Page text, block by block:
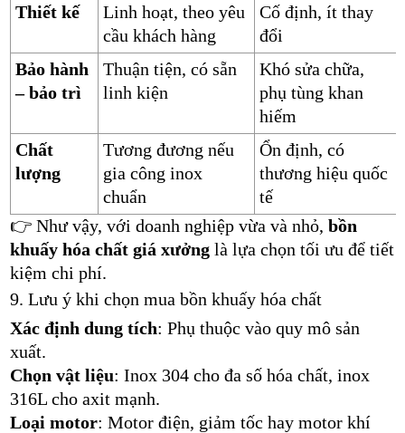
Thiết kế
Linh hoạt, theo yêu
cầu khách hàng
Cố định, ít thay
đổi
Bảo hành
– bảo trì
Thuận tiện, có sẵn
linh kiện
Khó sửa chữa,
phụ tùng khan
hiếm
Chất
lượng
Tương đương nếu
gia công inox
chuẩn
Ổn định, có
thương hiệu quốc
tế
👉 Như vậy, với doanh nghiệp vừa và nhỏ, bồn
khuấy hóa chất giá xưởnglà lựa chọn tối ưu để tiết
kiệm chi phí.
9. Lưu ý khi chọn mua bồn khuấy hóa chất
Xác định dung tích: Phụ thuộc vào quy mô sản
xuất.
Chọn vật liệu: Inox 304 cho đa số hóa chất, inox
316L cho axit mạnh.
Loại motor: Motor điện, giảm tốc hay motor khí